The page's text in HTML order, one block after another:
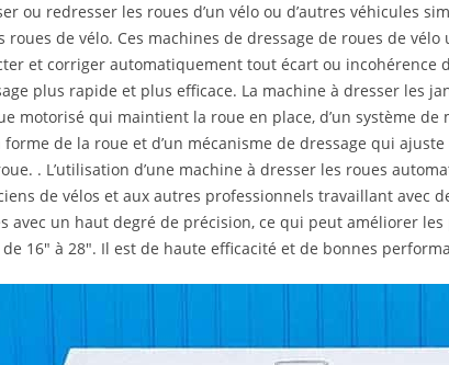
ou redresser les roues d’un vélo ou d’autres véhicules
roues de vélo. Ces machines de dressage de roues de
et corriger automatiquement tout écart ou incohérence
plus rapide et plus efficace. La machine à dresser les
motorisé qui maintient la roue en place, d’un système
de la roue et d’un mécanisme de dressage qui
. L’utilisation d’une machine à dresser les roues
de vélos et aux autres professionnels travaillant avec
avec un haut degré de précision, ce qui peut améliorer
16″ à 28″. Il est de haute efficacité et de bonnes